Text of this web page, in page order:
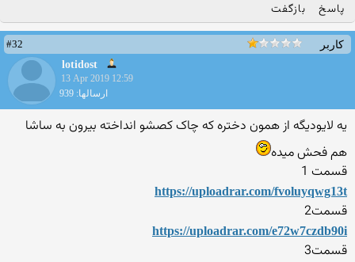
پاسخ بازگفت
کاربر
#32
lotidost
13 Apr 2019 12:59
ارسالها: 939
یه لایودیگه از همون دختره که چاک کصشو انداخته بیرون به ساشا
هم فحش میده
قسمت 1
https://uploadrar.com/fvoluyqwg13t
قسمت2
https://uploadrar.com/e72w7czdb90i
قسمت3